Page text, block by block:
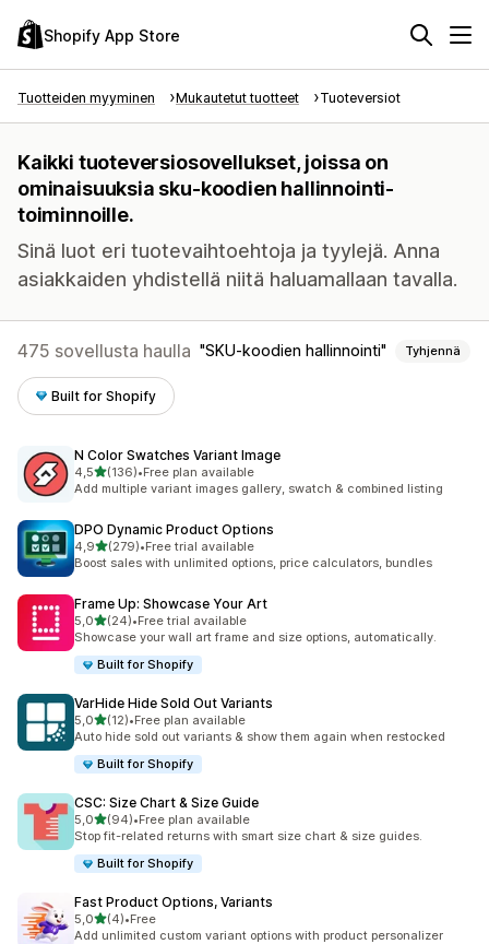
Shopify App Store
Tuotteiden myyminen Mukautetut tuotteet Tuoteversiot
Kaikki tuoteversiosovellukset, joissa on
ominaisuuksia sku-koodien hallinnointi-
toiminnoille.
Sinä luot eri tuotevaihtoehtoja ja tyylejä. Anna
asiakkaiden yhdistellä niitä haluamallaan tavalla.
475 sovellusta haulla SKU-koodien hallinnointi Tyhjennä
Built for Shopify
N Color Swatches Variant Image
4,5/ 5 tähteä
(136)
136 arvostelua yhteensä
•Free plan available
Add multiple variant images gallery, swatch & combined listing
DPO Dynamic Product Options
4,9/ 5 tähteä
(279)
279 arvostelua yhteensä
•Free trial available
Boost sales with unlimited options, price calculators, bundles
Frame Up: Showcase Your Art
5,0/ 5 tähteä
(24)
24 arvostelua yhteensä
•Free trial available
Showcase your wall art frame and size options, automatically.
Built for Shopify
VarHide Hide Sold Out Variants
5,0/ 5 tähteä
(12)
12 arvostelua yhteensä
•Free plan available
Auto hide sold out variants & show them again when restocked
Built for Shopify
CSC: Size Chart & Size Guide
5,0/ 5 tähteä
(94)
94 arvostelua yhteensä
•Free plan available
Stop fit-related returns with smart size chart & size guides.
Built for Shopify
Fast Product Options, Variants
5,0/ 5 tähteä
(4)
4 arvostelua yhteensä
•Free
Add unlimited custom variant options with product personalizer